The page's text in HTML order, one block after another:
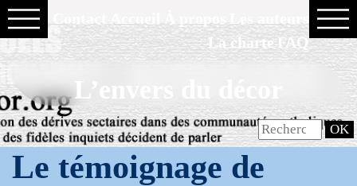
La charte FAQ
L’envers du décor
Le témoignage de